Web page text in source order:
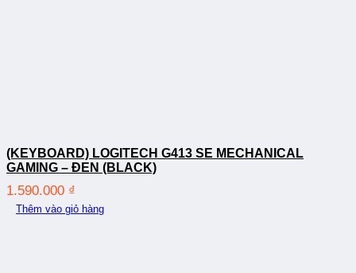
(KEYBOARD) LOGITECH G413 SE MECHANICAL
GAMING – ĐEN (BLACK)
1.590.000 ₫
Thêm vào giỏ hàng